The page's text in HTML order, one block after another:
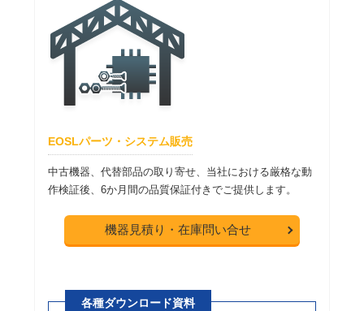
EOSLパーツ・システム販売
中古機器、代替部品の取り寄せ、当社における厳格な動
作検証後、6か月間の品質保証付きでご提供します。
機器見積り・在庫問い合せ
各種ダウンロード資料